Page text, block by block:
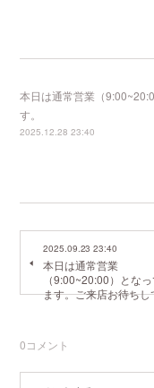
本日は通常営業（
す。
2025.12.28 23:40
2025.09.23 23:40
本日は通常営業
（9:00~20:00）とな
ます。ご来店お待ち
0コメント